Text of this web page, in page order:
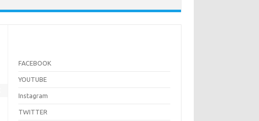
FACEBOOK
YOUTUBE
Instagram
TWITTER